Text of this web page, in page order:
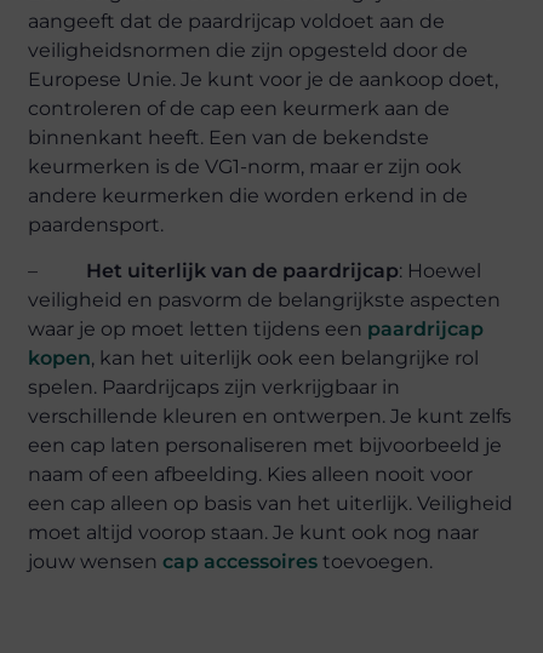
aangeeft dat de paardrijcap voldoet aan de
veiligheidsnormen die zijn opgesteld door de
Europese Unie. Je kunt voor je de aankoop doet,
controleren of de cap een keurmerk aan de
binnenkant heeft. Een van de bekendste
keurmerken is de VG1-norm, maar er zijn ook
andere keurmerken die worden erkend in de
paardensport.
– Het uiterlijk van de paardrijcap: Hoewel
veiligheid en pasvorm de belangrijkste aspecten
waar je op moet letten tijdens een paardrijcap
kopen, kan het uiterlijk ook een belangrijke rol
spelen. Paardrijcaps zijn verkrijgbaar in
verschillende kleuren en ontwerpen. Je kunt zelfs
een cap laten personaliseren met bijvoorbeeld je
naam of een afbeelding. Kies alleen nooit voor
een cap alleen op basis van het uiterlijk. Veiligheid
moet altijd voorop staan. Je kunt ook nog naar
jouw wensencap accessoires toevoegen.